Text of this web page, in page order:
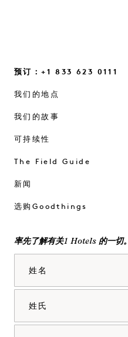
预订：+1 833 623 0111
我们的地点
我们的故事
可持续性
The Field Guide
新闻
选购Goodthings
率先了解有关1 Hotels 的一切。